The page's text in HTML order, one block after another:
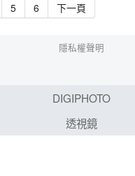
5 6 下一頁
隱私權聲明
DIGIPHOTO
透視鏡